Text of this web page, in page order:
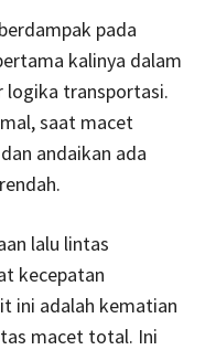
pada
kalinya dalam
logika transportasi.
saat macet
andaikan ada
lalu lintas
kecepatan
ini adalah kematian
macet total. Ini